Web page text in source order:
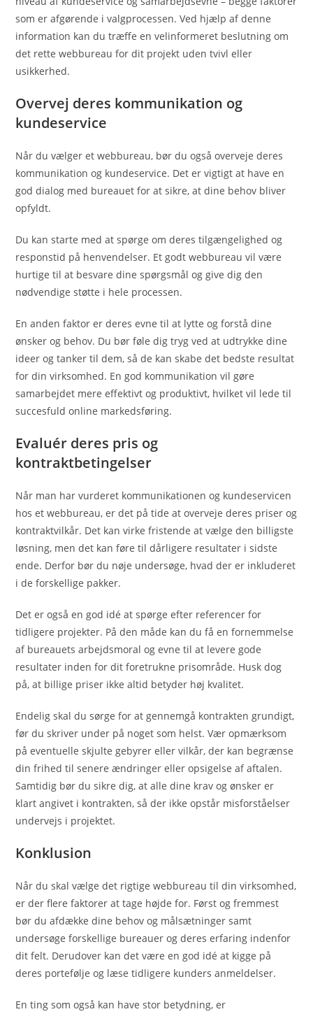
som er afgørende i valgprocessen. Ved hjælp af denne
information kan du træffe en velinformeret beslutning om
det rette webbureau for dit projekt uden tvivl eller
usikkerhed.
Overvej deres kommunikation og
kundeservice
Når du vælger et webbureau, bør du også overveje deres
kommunikation og kundeservice. Det er vigtigt at have en
god dialog med bureauet for at sikre, at dine behov bliver
opfyldt.
Du kan starte med at spørge om deres tilgængelighed og
responstid på henvendelser. Et godt webbureau vil være
hurtige til at besvare dine spørgsmål og give dig den
nødvendige støtte i hele processen.
En anden faktor er deres evne til at lytte og forstå dine
ønsker og behov. Du bør føle dig tryg ved at udtrykke dine
ideer og tanker til dem, så de kan skabe det bedste resultat
for din virksomhed. En god kommunikation vil gøre
samarbejdet mere effektivt og produktivt, hvilket vil lede til
succesfuld online markedsføring.
Evaluér deres pris og
kontraktbetingelser
Når man har vurderet kommunikationen og kundeservicen
hos et webbureau, er det på tide at overveje deres priser og
kontraktvilkår. Det kan virke fristende at vælge den billigste
løsning, men det kan føre til dårligere resultater i sidste
ende. Derfor bør du nøje undersøge, hvad der er inkluderet
i de forskellige pakker.
Det er også en god idé at spørge efter referencer for
tidligere projekter. På den måde kan du få en fornemmelse
af bureauets arbejdsmoral og evne til at levere gode
resultater inden for dit foretrukne prisområde. Husk dog
på, at billige priser ikke altid betyder høj kvalitet.
Endelig skal du sørge for at gennemgå kontrakten grundigt,
før du skriver under på noget som helst. Vær opmærksom
på eventuelle skjulte gebyrer eller vilkår, der kan begrænse
din frihed til senere ændringer eller opsigelse af aftalen.
Samtidig bør du sikre dig, at alle dine krav og ønsker er
klart angivet i kontrakten, så der ikke opstår misforståelser
undervejs i projektet.
Konklusion
Når du skal vælge det rigtige webbureau til din virksomhed,
er der flere faktorer at tage højde for. Først og fremmest
bør du afdække dine behov og målsætninger samt
undersøge forskellige bureauer og deres erfaring indenfor
dit felt. Derudover kan det være en god idé at kigge på
deres portefølje og læse tidligere kunders anmeldelser.
En ting som også kan have stor betydning, er